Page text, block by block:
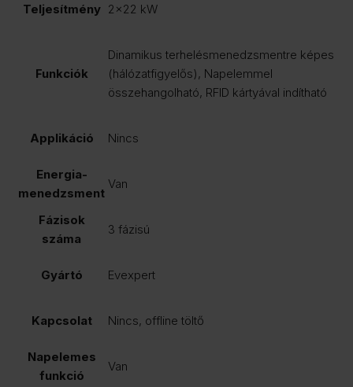
Teljesítmény 2×22 kW
Funkciók
Dinamikus terhelésmenedzsmentre képes
(hálózatfigyelős), Napelemmel
összehangolható, RFID kártyával indítható
Applikáció Nincs
Energia-
menedzsment
Van
Fázisok
száma
3 fázisú
Gyártó Evexpert
Kapcsolat Nincs, offline töltő
Napelemes
funkció
Van